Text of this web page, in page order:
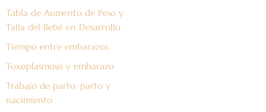
Tabla de Aumento de Peso y
Talla del Bebé en Desarrollo
Tiempo entre embarazos
Toxoplasmosis y embarazo
Trabajo de parto, parto y
nacimiento